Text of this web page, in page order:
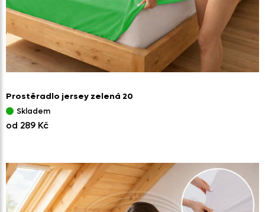
Prostěradlo jersey zelená 20
Skladem
od 289 Kč